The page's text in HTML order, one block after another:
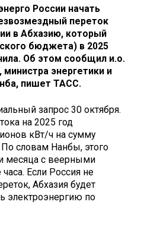
России начать
переток
в Абхазию, который
бюджета) в 2025
Об этом сообщил и.о.
энергетики и
пишет ТАСС.
запрос 30 октября.
на 2025 год
кВт/ч на сумму
словам Нанбы, этого
месяца с веерными
Если Россия не
Абхазия будет
электроэнергию по